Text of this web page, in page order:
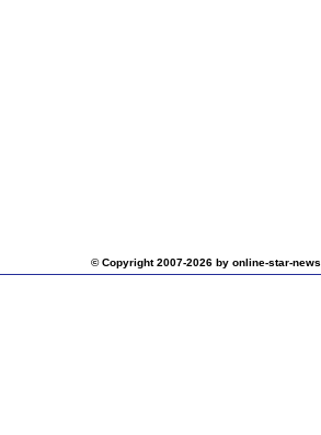
© Copyright 2007-2026 by online-star-news